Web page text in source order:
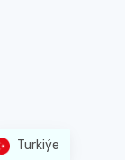
Turkiýe